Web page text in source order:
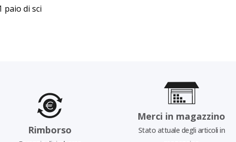
paio di sci
Rimborso
Merci in magazzino
Stato attuale degli articoli in